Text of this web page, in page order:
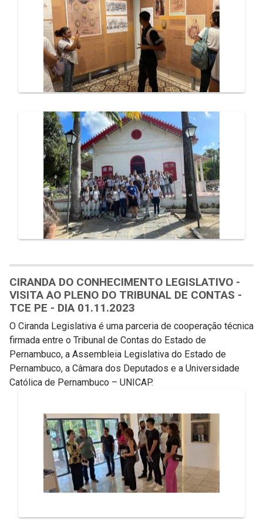
CIRANDA DO CONHECIMENTO LEGISLATIVO -
VISITA AO PLENO DO TRIBUNAL DE CONTAS -
TCE PE - DIA 01.11.2023
O Ciranda Legislativa é uma parceria de cooperação técnica
firmada entre o Tribunal de Contas do Estado de
Pernambuco, a Assembleia Legislativa do Estado de
Pernambuco, a Câmara dos Deputados e a Universidade
Católica de Pernambuco – UNICAP.